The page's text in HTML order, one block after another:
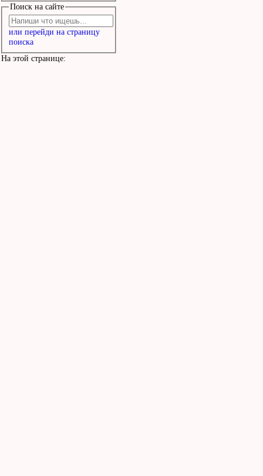
Поиск на сайте
или перейди на страницу
поиска
На этой странице: